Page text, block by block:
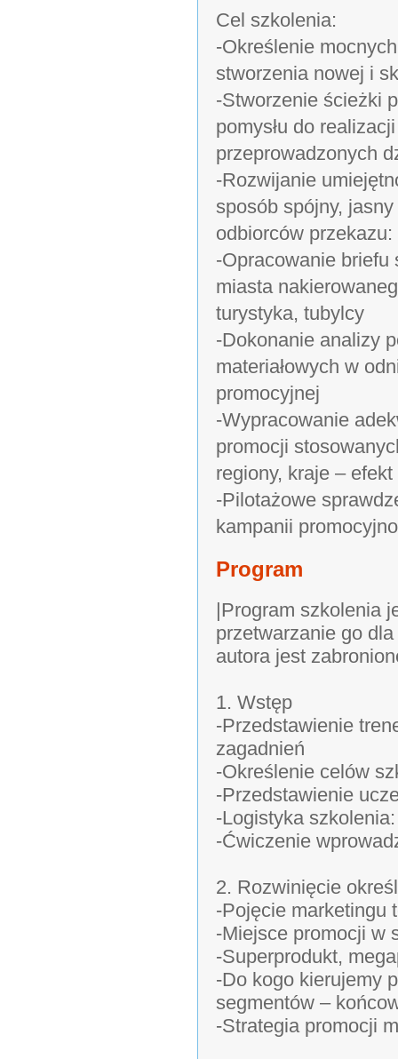
Cel szkolenia:
-Określenie
stworzenia nowej i
-Stworzenie ścieżki
pomysłu do
przeprowadzonych
-Rozwijanie
sposób spójny,
odbiorców
-Opracowanie briefu
miasta
turystyka, tubylcy
-Dokonanie analizy
materiałowych w
promocyjnej
-Wypracowanie
promocji
regiony, kraje –
-Pilotażowe
kampanii
Program
|Program szkolenia
przetwarzanie go
autora jest
1. Wstęp
-Przedstawienie
zagadnień
-Określenie celów
-Przedstawienie
-Logistyka
-Ćwiczenie
2. Rozwinięcie
-Pojęcie marketingu
-Miejsce promocji w
-Superprodukt,
-Do kogo kierujemy
segmentów –
-Strategia promocji